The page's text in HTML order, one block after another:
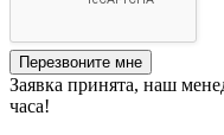
Перезвоните мне
Заявка принята, наш
часа!